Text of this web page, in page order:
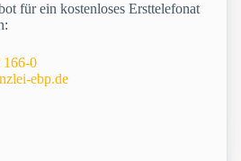
für ein kostenloses Ersttelefonat
166-0
ebp.de